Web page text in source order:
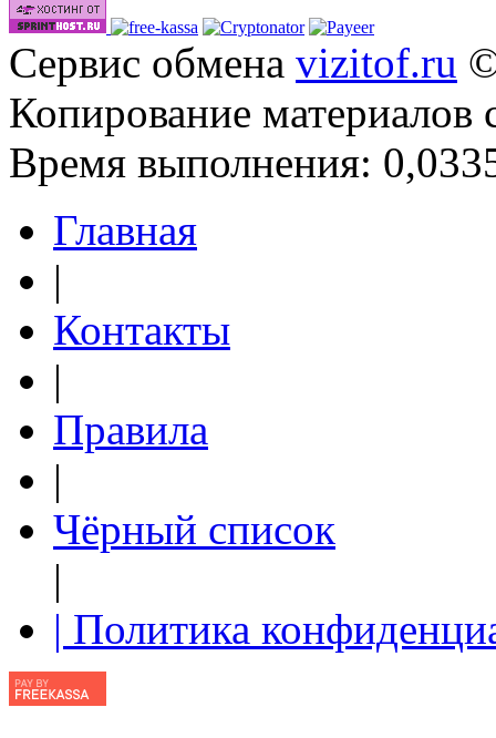
Сервис обмена vizitof.ru
Копирование материалов
Время выполнения:
Главная
|
Контакты
|
Правила
|
Чёрный список
|
| Политика